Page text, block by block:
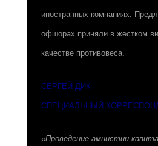
иностранных компаниях.
офшорах приняли в жестком
качестве противовеса.
СЕРГЕЙ ДИК
СПЕЦИАЛЬНЫЙ
«Проведение амнистии